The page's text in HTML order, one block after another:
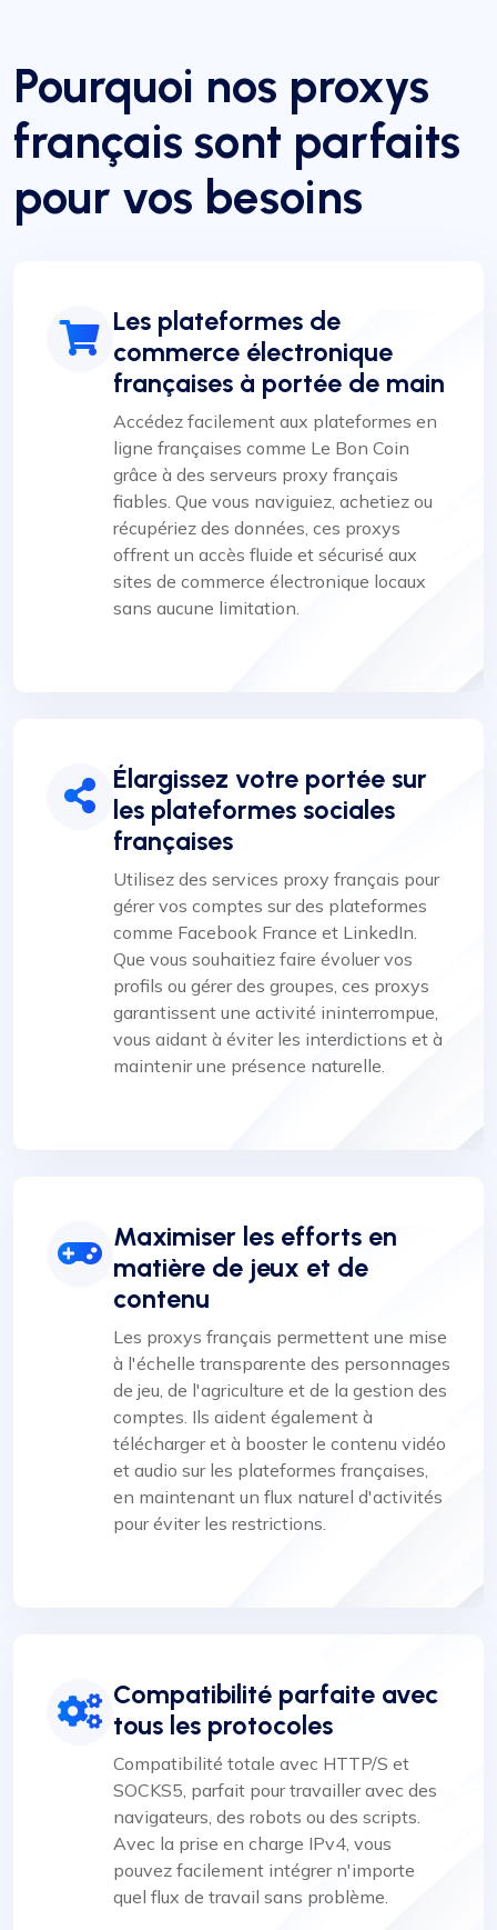
Pourquoi nos proxys
français sont parfaits
pour vos besoins
Les plateformes de
commerce électronique
françaises à portée de main
Accédez facilement aux plateformes en
ligne françaises comme Le Bon Coin
grâce à des serveurs proxy français
fiables. Que vous naviguiez, achetiez ou
récupériez des données, ces proxys
offrent un accès fluide et sécurisé aux
sites de commerce électronique locaux
sans aucune limitation.
Élargissez votre portée sur
les plateformes sociales
françaises
Utilisez des services proxy français pour
gérer vos comptes sur des plateformes
comme Facebook France et LinkedIn.
Que vous souhaitiez faire évoluer vos
profils ou gérer des groupes, ces proxys
garantissent une activité ininterrompue,
vous aidant à éviter les interdictions et à
maintenir une présence naturelle.
Maximiser les efforts en
matière de jeux et de
contenu
Les proxys français permettent une mise
à l'échelle transparente des personnages
de jeu, de l'agriculture et de la gestion des
comptes. Ils aident également à
télécharger et à booster le contenu vidéo
et audio sur les plateformes françaises,
en maintenant un flux naturel d'activités
pour éviter les restrictions.
Compatibilité parfaite avec
tous les protocoles
Compatibilité totale avec HTTP/S et
SOCKS5, parfait pour travailler avec des
navigateurs, des robots ou des scripts.
Avec la prise en charge IPv4, vous
pouvez facilement intégrer n'importe
quel flux de travail sans problème.